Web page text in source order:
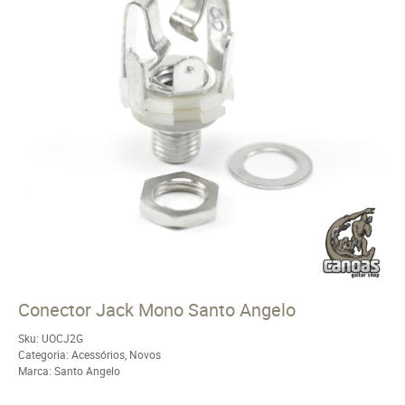
Conector Jack Mono Santo Angelo
Sku: UOCJ2G
Categoria: Acessórios Novos
Marca: Santo Angelo